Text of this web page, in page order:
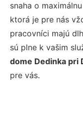
snaha o
ktorá je pre nás
pracovníci majú
sú plne k vašim
dome Dedinka pri
pre vás.